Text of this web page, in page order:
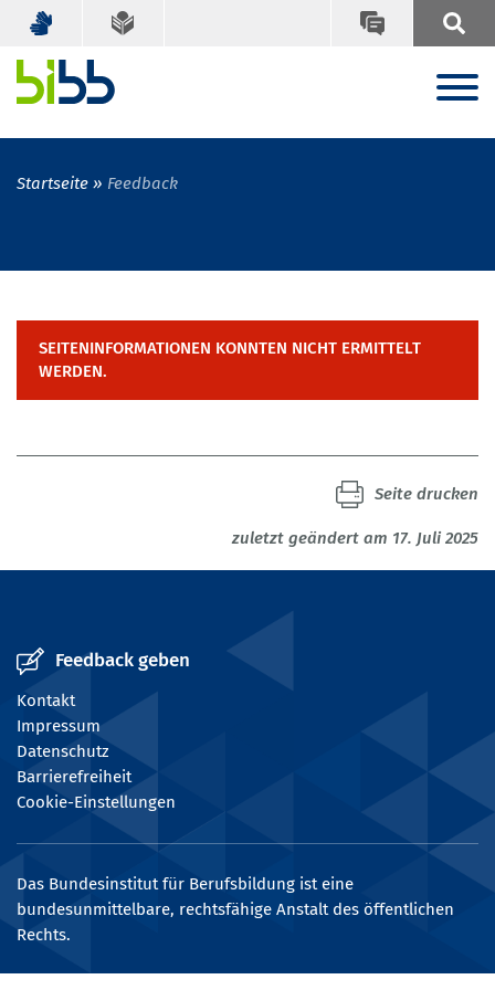
Startseite Feedback
SEITENINFORMATIONEN KONNTEN NICHT ERMITTELT
WERDEN.
zuletzt geändert am 17. Juli 2025
Seite drucken
Feedback geben
Kontakt
Impressum
Datenschutz
Barrierefreiheit
Cookie-Einstellungen
Das Bundesinstitut für Berufsbildung ist eine
bundesunmittelbare, rechtsfähige Anstalt des öffentlichen
Rechts.